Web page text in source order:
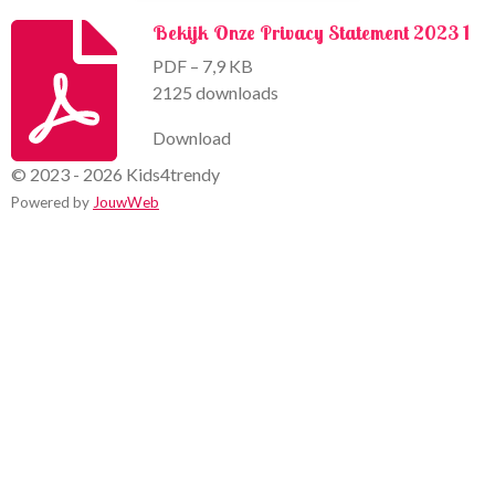
Bekijk Onze Privacy Statement 2023 1
PDF – 7,9 KB
2125 downloads
Download
© 2023 - 2026 Kids4trendy
Powered by JouwWeb